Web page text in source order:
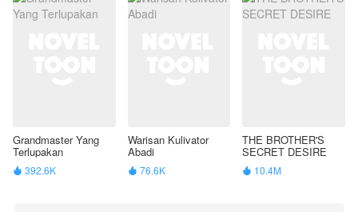
Grandmaster Yang
Terlupakan
 392.6K
Warisan Kulivator
Abadi
 76.6K
THE BROTHER'S
SECRET DESIRE
 10.4M